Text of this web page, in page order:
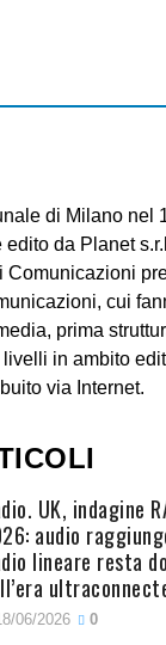
di Milano nel
da Planet
Comunicazioni
cui
prima
in ambito
via Internet.
UK, indagine
audio
lineare resta
06/2026 0